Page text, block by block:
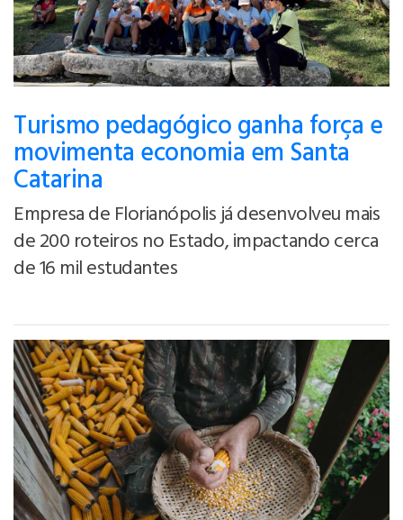
Turismo pedagógico ganha força e
movimenta economia em Santa
Catarina
Empresa de Florianópolis já desenvolveu mais
de 200 roteiros no Estado, impactando cerca
de 16 mil estudantes